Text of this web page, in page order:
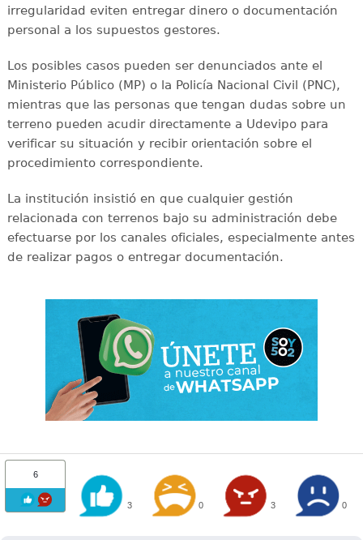
irregularidad eviten entregar dinero o documentación
personal a los supuestos gestores.
Los posibles casos pueden ser denunciados ante el
Ministerio Público (MP) o la Policía Nacional Civil (PNC),
mientras que las personas que tengan dudas sobre un
terreno pueden acudir directamente a Udevipo para
verificar su situación y recibir orientación sobre el
procedimiento correspondiente.
La institución insistió en que cualquier gestión
relacionada con terrenos bajo su administración debe
efectuarse por los canales oficiales, especialmente antes
de realizar pagos o entregar documentación.
6
3 0 3 0